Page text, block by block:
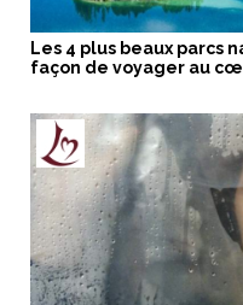
Les 4 plus beaux parcs
façon de voyager au